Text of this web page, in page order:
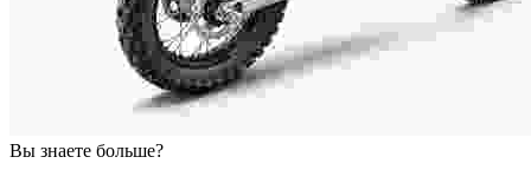
Вы знаете больше?